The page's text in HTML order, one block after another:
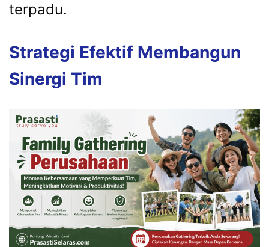
terpadu.
Strategi Efektif Membangun
Sinergi Tim